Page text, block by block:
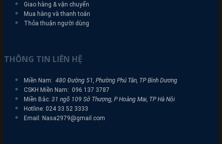
Giao hàng & vận chuyển
Mua hàng và thanh toán
Thỏa thuận người dùng
THÔNG TIN LIÊN HỆ
Miền Nam: 480 Đường 51, Phường Phú Tân, TP Bình Dương
CSKH Miền Nam: 096 137 3787
Miền Bắc: 31 ngõ 109 Sở Thượng, P Hoàng Mai, TP Hà Nội
Hotline: 024 33 52 3333
Email: Nasa2979@gmail.com